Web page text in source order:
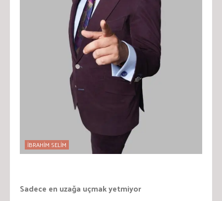
İBRAHİM SELİM
Sadece en uzağa uçmak yetmiyor